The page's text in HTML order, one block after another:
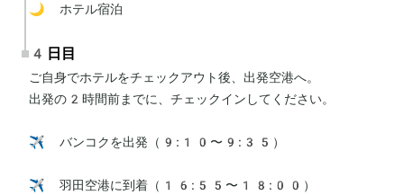
🌙 ホテル宿泊
4日目
ご自身でホテルをチェックアウト後、出発空港へ。
出発の2時間前までに、チェックインしてください。
✈️ バンコクを出発（9:10〜9:35）
✈️ 羽田空港に到着（16:55〜18:00）